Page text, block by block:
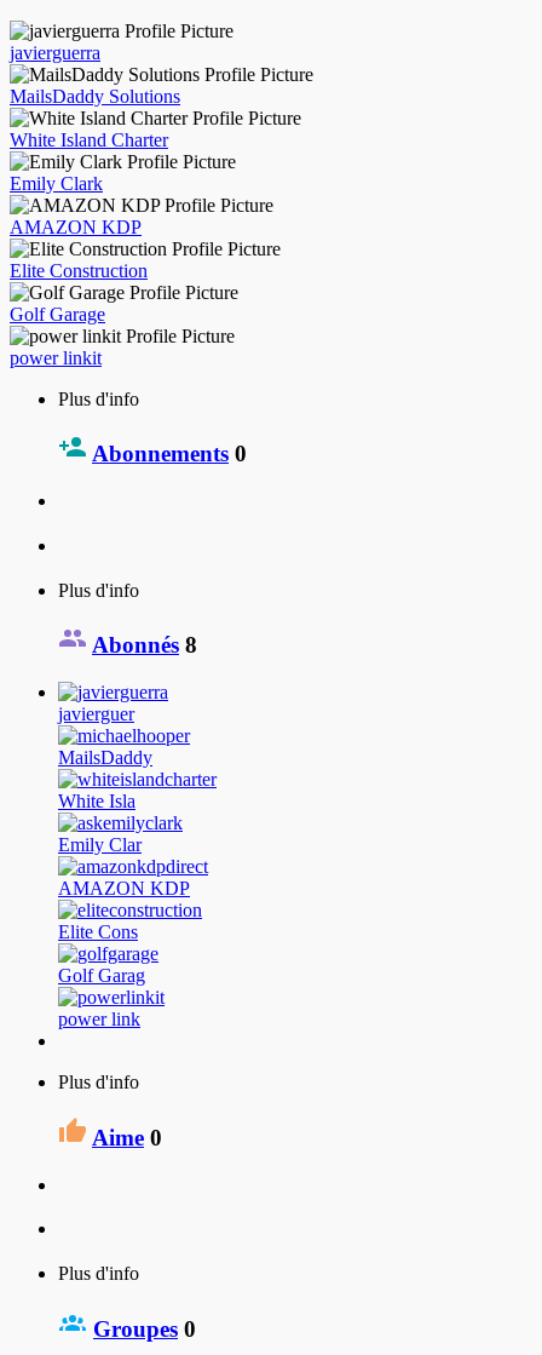
javierguerra
MailsDaddy Solutions
White Island Charter
Emily Clark
AMAZON KDP
Elite Construction
Golf Garage
power linkit
Plus d'info
Abonnements 0
Plus d'info
Abonnés 8
javierguer
MailsDaddy
White Isla
Emily Clar
AMAZON KDP
Elite Cons
Golf Garag
power link
Plus d'info
Aime 0
Plus d'info
Groupes 0